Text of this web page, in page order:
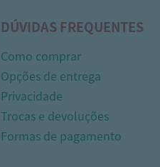
1
DÚVIDAS FREQUENTES
Como comprar
Opções de entrega
Privacidade
Trocas e devoluções
Formas de pagamento